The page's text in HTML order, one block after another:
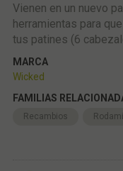
Vienen en un nuevo
herramientas para
tus patines (6
MARCA
Wicked
FAMILIAS
Recambios